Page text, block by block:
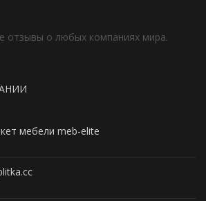
отзывы о любых компаниях мира.
мебели meb-elite